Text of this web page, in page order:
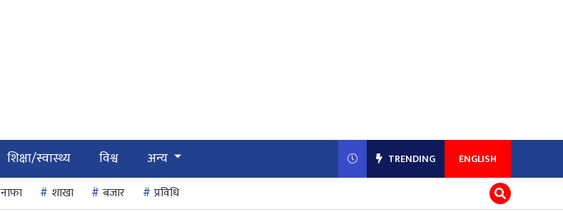
शिक्षा/स्वास्थ्य विश्व अन्य TRENDING ENGLISH
नाफा शाखा बजार प्रविधि